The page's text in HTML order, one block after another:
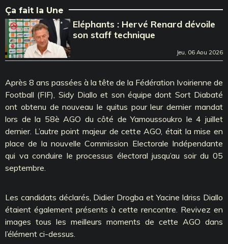
Ça fait la Une
Eléphants : Hervé Renard dévoile
son staff technique
Jeu, 06 Aou 2026
Après 8 ans passées à la tête de la Fédération Ivoirienne de
Football (FIF), Sidy Diallo et son équipe dont Sort Diabaté
ont obtenu de nouveau le quitus pour leur dernier mandat
lors de la 58è AGO du côté de Yamoussoukro le 4 juillet
dernier. L’autre point majeur de cette AGO, était la mise en
place de la nouvelle Commission Electorale Indépendante
qui va conduire le processus électoral jusqu’au soir du 05
septembre.
Les candidats déclarés, Didier Drogba et Yacine Idriss Diallo
étaient également présents à cette rencontre. Revivez en
images tous les meilleurs moments de cette AGO dans
l’élément ci-dessus.